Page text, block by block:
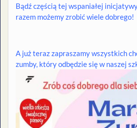
Bądź częścią tej wspaniałej
razem możemy zrobić wiele dobrego!
A już teraz zapraszamy wszystkich
zumby, który odbędzie się w naszej